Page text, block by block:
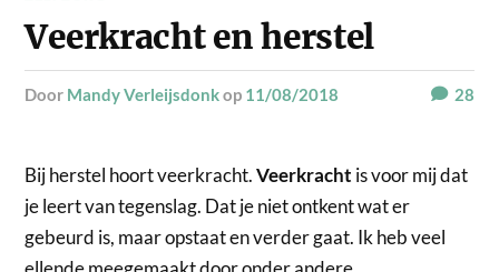
Veerkracht en herstel
door Mandy Verleijsdonkop 11/08/2018 28
Bij herstel hoort veerkracht.Veerkracht is voor mij dat
je leert van tegenslag. Dat je niet ontkent wat er
gebeurd is, maar opstaat en verder gaat. Ik heb veel